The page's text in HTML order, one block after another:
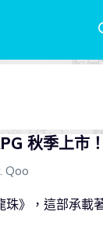
秋季上市！
Qoo
珠》，這部承載